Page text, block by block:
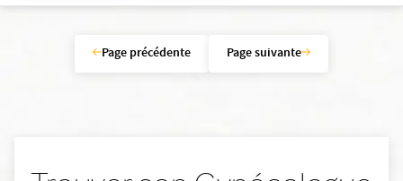
Page précédente Page suivante